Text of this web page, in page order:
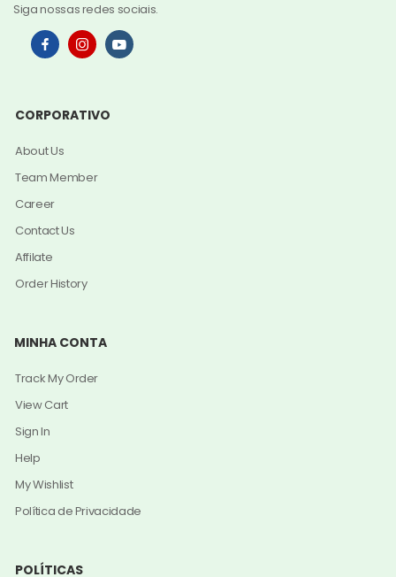
Siga nossas redes sociais.
CORPORATIVO
About Us
Team Member
Career
Contact Us
Affilate
Order History
MINHA CONTA
Track My Order
View Cart
Sign In
Help
My Wishlist
Política de Privacidade
POLÍTICAS